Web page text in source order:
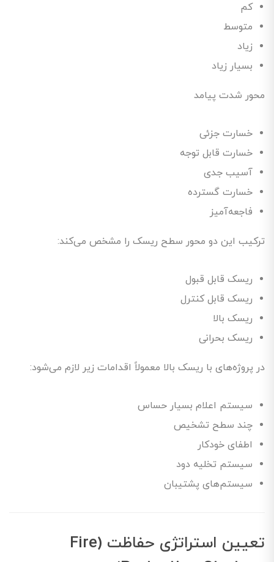
کم
متوسط
زیاد
بسیار زیاد
محور شدت پیامد
خسارت جزئی
خسارت قابل توجه
آسیب جدی
خسارت گسترده
فاجعه‌آمیز
ترکیب این دو محور سطح ریسک را مشخص می‌کند:
ریسک قابل قبول
ریسک قابل کنترل
ریسک بالا
ریسک بحرانی
در پروژه‌های با ریسک بالا معمولاً اقدامات زیر لازم می‌شود:
سیستم اعلام بسیار حساس
چند سطح تشخیص
اطفای خودکار
سیستم تخلیه دود
سیستم‌های پشتیبان
تعیین استراتژی حفاظت (Fire